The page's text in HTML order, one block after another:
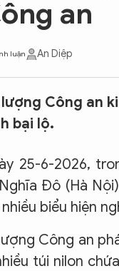
KHỞI NGHIỆP
an
luận An Diệp
lượng Công an
bại lộ.
25-6-2026,
Đô (Hà
biểu hiện
Công an
túi nilon